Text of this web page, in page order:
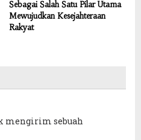
Sebagai Salah Satu Pilar Utama
Mewujudkan Kesejahteraan
Rakyat
mengirim sebuah